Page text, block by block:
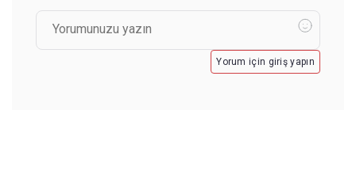
Yorum için giriş yapın